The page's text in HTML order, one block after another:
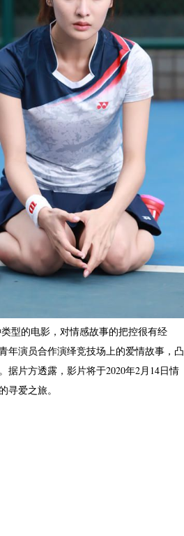
型的电影，对情感故事的把控很有经
年演员合作演绎竞技场上的爱情故事，凸
据片方透露，影片将于2020年2月14日情
寻爱之旅。